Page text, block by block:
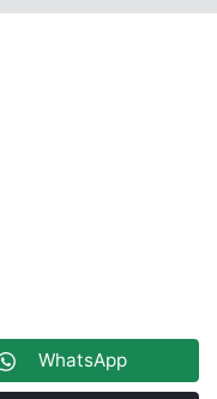
WhatsApp